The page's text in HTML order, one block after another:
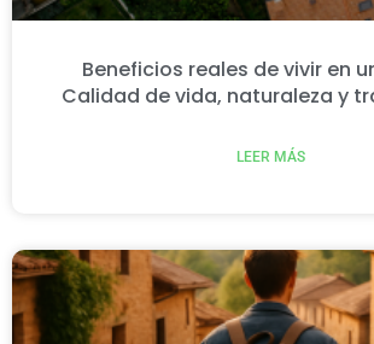
Beneficios reales de vivir en
Calidad de vida, naturaleza y
LEER MÁS